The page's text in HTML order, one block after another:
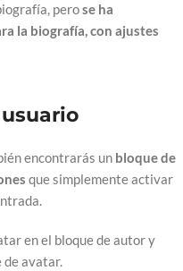
perose ha
la biografía, con ajustes
encontrarás un bloque de
que simplemente activar
en el bloque de autor y
de avatar.